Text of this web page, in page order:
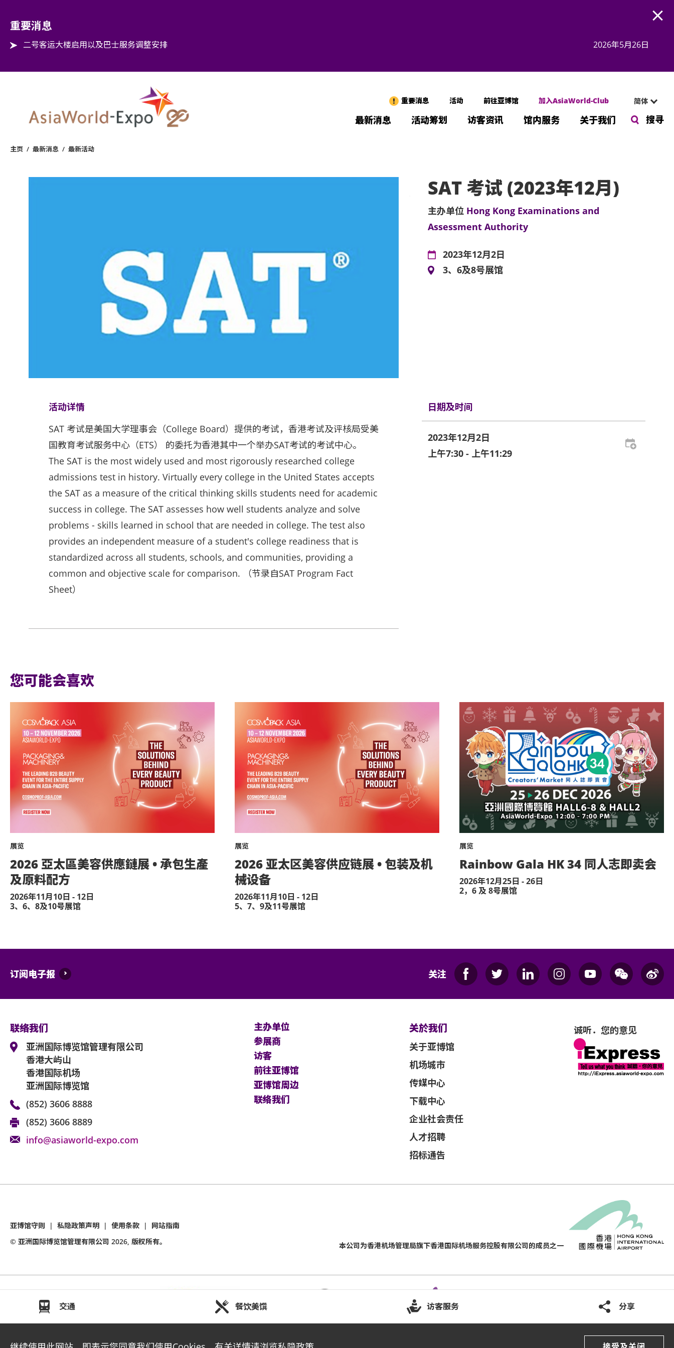
重要消息
二号客运大楼启用以及巴士服务调整安排 2026年5月26日
重要消息 活动 前往亚博馆 加入AsiaWorld-Club 简体
最新消息 活动筹划 访客资讯 馆内服务 关于我们 搜寻
交通 餐饮美馔 访客服务 分享
主页 / 最新消息 / 最新活动
SAT 考试 (2023年12月)
主办单位 Hong Kong Examinations and
Assessment Authority
2023年12月2日
3、6及8号展馆
活动详情
SAT 考试是美国大学理事会（College Board）提供的考试，香港考试及评核局受美
国教育考试服务中心（ETS） 的委托为香港其中一个举办SAT考试的考试中心。
The SAT is the most widely used and most rigorously researched college
admissions test in history. Virtually every college in the United States accepts
the SAT as a measure of the critical thinking skills students need for academic
success in college. The SAT assesses how well students analyze and solve
problems - skills learned in school that are needed in college. The test also
provides an independent measure of a student's college readiness that is
standardized across all students, schools, and communities, providing a
common and objective scale for comparison. （节录自SAT Program Fact
Sheet）
日期及时间
2023年12月2日
上午7:30 - 上午11:29
您可能会喜欢
展览
2026 亞太區美容供應鏈展 • 承包生產
及原料配方
2026年11月10日 - 12日
3、6、8及10号展馆
展览
2026 亚太区美容供应链展 • 包装及机
械设备
2026年11月10日 - 12日
5、7、9及11号展馆
展览
Rainbow Gala HK 34 同人志即卖会
2026年12月25日 - 26日
2，6 及 8号展馆
订阅电子报 关注
联络我们
亚洲国际博览馆管理有限公司
香港大屿山
香港国际机场
亚洲国际博览馆
(852) 3606 8888
(852) 3606 8889
info@asiaworld-expo.com
主办单位
参展商
访客
前往亚博馆
亚博馆周边
联络我们
关於我们
关于亚博馆
机场城市
传媒中心
下载中心
企业社会责任
人才招聘
招标通告
诚听．您的意见
亚博馆守则 | 私隐政策声明 | 使用条款 |
网站指南
© 亚洲国际博览馆管理有限公司 2026, 版权所有。 本公司为香港机场管理局旗下香港国际机场服务控股有限公司的成员之一